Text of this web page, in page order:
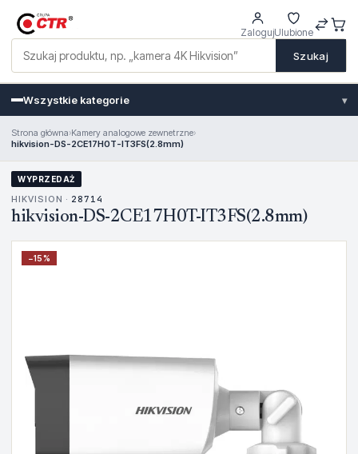
Szukaj
ZalogujUlubione
Wszystkie kategorie ▾
Strona główna›Kamery analogowe zewnetrzne›
hikvision-DS-2CE17H0T-IT3FS(2.8mm)
WYPRZEDAŻ
HIKVISION · 28714
hikvision-DS-2CE17H0T-IT3FS(2.8mm)
−15%